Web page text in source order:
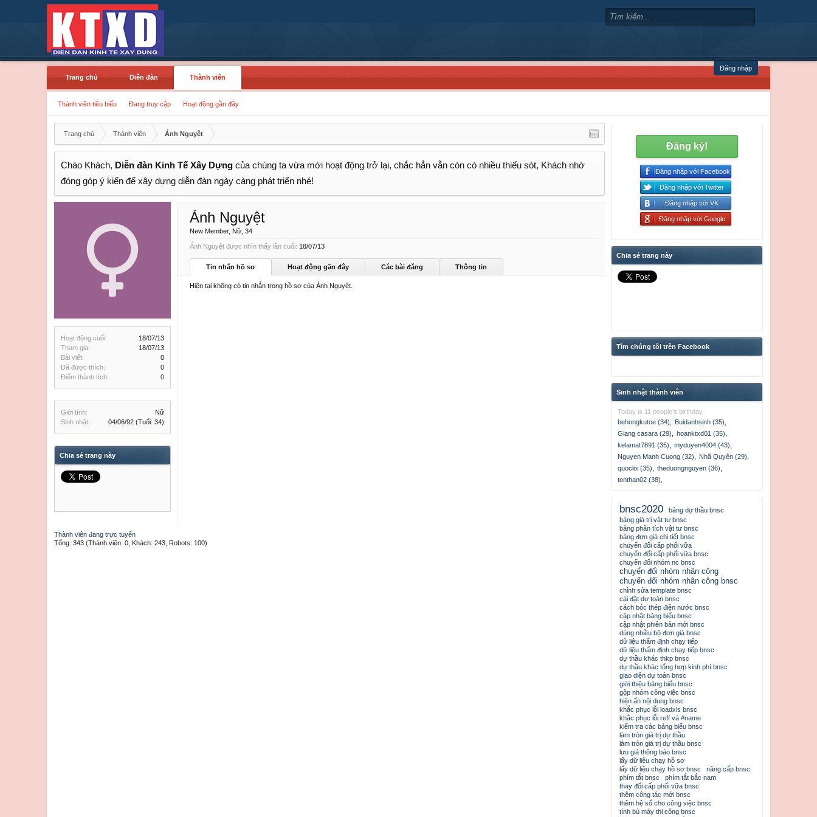
Đăng nhập
Trang chủ
Diễn đàn Thành viên
Thành viên tiêu biểu Đang truy cập Hoạt động gần đây
Trang chủ Thành viên Ánh Nguyệt
Chào Khách, Diễn đàn Kinh Tế Xây Dựng của chúng ta vừa mới hoạt động trở lại, chắc hẳn vẫn còn có nhiều thiếu sót, Khách nhớ
đóng góp ý kiến để xây dựng diễn đàn ngày càng phát triển nhé!
Hoạt động cuối:
18/07/13
Tham gia:
18/07/13
Bài viết:
0
Đã được thích:
0
Điểm thành tích:
0
Giới tính:
Nữ
Sinh nhật:
04/06/92 (Tuổi: 34)
Chia sẻ trang này
Ánh Nguyệt
New Member, Nữ, 34
Ánh Nguyệt được nhìn thấy lần cuối: 18/07/13
Tin nhắn hồ sơ Hoạt động gần đây Các bài đăng Thông tin
Hiện tại không có tin nhắn trong hồ sơ của Ánh Nguyệt.
Thành viên đang trực tuyến
Tổng: 343 (Thành viên: 0, Khách: 243, Robots: 100)
Đăng ký!
Đăng nhập với Facebook
Đăng nhập với Twitter
Đăng nhập với VK
Đăng nhập với Google
Chia sẻ trang này
Tìm chúng tôi trên Facebook
Sinh nhật thành viên
Today is 11 people's birthday.
behongkutoe (34)
Buidanhsinh (35)
Giang casara (29)
hoanktxd01 (35)
kelamat7891 (35)
myduyen4004 (43)
Nguyen Manh Cuong (32)
Nhã Quyên (29)
quocloi (35)
theduongnguyen (36)
tonthan02 (38)
bnsc2020
bảng dự thầu bnsc
bảng giá trị vật tư bnsc
bảng phân tích vật tư bnsc
bảng đơn giá chi tiết bnsc
chuyển đổi cấp phối vữa
chuyển đổi cấp phối vữa bnsc
chuyển đổi nhóm nc bnsc
chuyển đổi nhóm nhân công
chuyển đổi nhóm nhân công bnsc
chỉnh sửa template bnsc
cài đặt dự toán bnsc
cách bóc thép điện nước bnsc
cập nhật bảng biểu bnsc
cập nhật phiên bản mới bnsc
dùng nhiều bộ đơn giá bnsc
dữ liệu thẩm định chạy tiếp
dữ liệu thẩm định chạy tiếp bnsc
dự thầu khác thkp bnsc
dự thầu khác tổng hợp kinh phí bnsc
giao diện dự toán bnsc
giới thiệu bảng biểu bnsc
gộp nhóm công việc bnsc
hiện ẩn nội dung bnsc
khắc phục lỗi loadxls bnsc
khắc phục lỗi reff và #name
kiểm tra các bảng biểu bnsc
làm tròn giá trị dự thầu
làm tròn giá trị dự thầu bnsc
lưu giá thông báo bnsc
lấy dữ liệu chạy hồ sơ
lấy dữ liệu chạy hồ sơ bnsc
nâng cấp bnsc
phím tắt bnsc
phím tắt bắc nam
thay đổi cấp phối vữa bnsc
thêm công tác mới bnsc
thêm hệ số cho công việc bnsc
tính bù máy thi công bnsc